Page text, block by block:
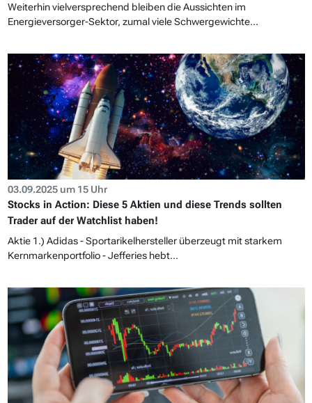
Weiterhin vielversprechend bleiben die Aussichten im
Energieversorger-Sektor, zumal viele Schwergewichte...
03.09.2025 um 15 Uhr
Stocks in Action: Diese 5 Aktien und diese Trends sollten
Trader auf der Watchlist haben!
Aktie 1.) Adidas - Sportarikelhersteller überzeugt mit starkem
Kernmarkenportfolio - Jefferies hebt...